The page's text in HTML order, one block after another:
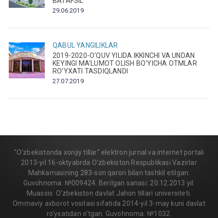
29.06.2019
QABUL YANGILIKLAR
2019-2020-O‘QUV YILIDA IKKINCHI VA UNDAN
KEYINGI MA’LUMOT OLISH BO‘YICHA OTMLAR
RO‘YXATI TASDIQLANDI
27.07.2019
"O‘zbekistonda xorijiy tillar" elektron jurnal va internet portali
2013-yil 16-oktyabrda O‘zbekiston Respublikasi Vazirlar
Mahkamasining 283-son qarori bilan tashkil etilgan.
Guvohnoma: №009424. Berilgan sanasi: 20.12.2013 yil.
Muassis: O‘zbekiston davlat Jahon tillari universiteti.
Ommaviy axborot vositasi sifatida 2014-yil 3-may kuni davlat
ro'yxatidan o'tgan. Guvohnoma: №1032.